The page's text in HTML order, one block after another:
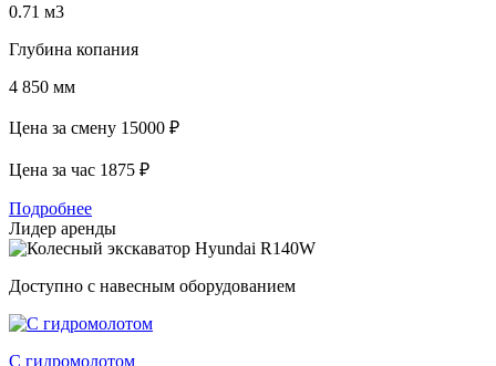
0.71 м3
Глубина копания
4 850 мм
Цена за смену 15000 ₽
Цена за час 1875 ₽
Подробнее
Лидер аренды
Доступно с навесным оборудованием
С гидромолотом